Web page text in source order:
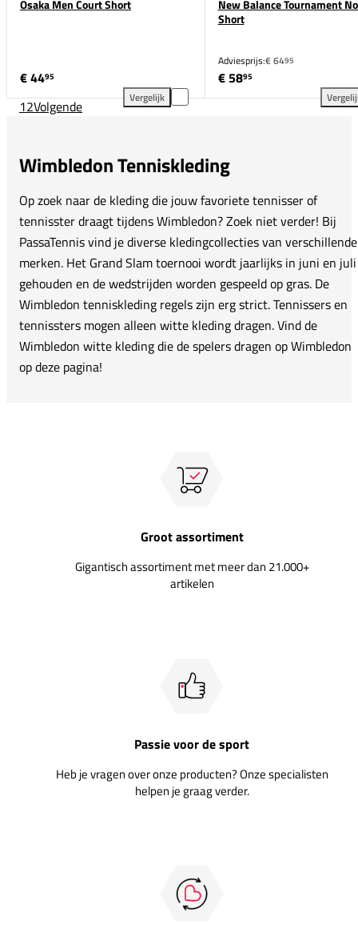
Osaka Men Court Short
€ 4495
Vergelijk
Osaka Men Court Short toevoegen aan vergelijking
New Balance Tournament
Short
Adviesprijs:€ 6495
€ 5895
12Volgende
Wimbledon Tenniskleding
Op zoek naar de kleding die jouw favoriete tennisser of
tennisster draagt tijdens Wimbledon? Zoek niet verder! Bij
PassaTennis vind je diverse kledingcollecties van verschillende
merken. Het Grand Slam toernooi wordt jaarlijks in juni en juli
gehouden en de wedstrijden worden gespeeld op gras. De
Wimbledon tenniskleding regels zijn erg strict. Tennissers en
tennissters mogen alleen witte kleding dragen. Vind de
Wimbledon witte kleding die de spelers dragen op Wimbledon
op deze pagina!
Groot assortiment
Gigantisch assortiment met meer dan 21.000+
artikelen
Passie voor de sport
Heb je vragen over onze producten? Onze specialisten
helpen je graag verder.